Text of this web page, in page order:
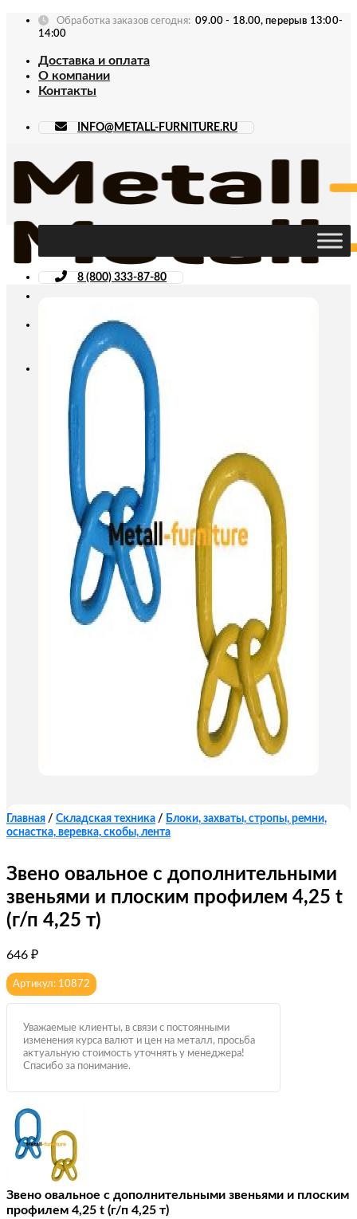
Skip
Обработка заказов сегодня: 09.00 - 18.00, перерыв 13:00-
14:00
Доставка и оплата
О компании
Контакты
INFO@METALL-FURNITURE.RU
8 (800) 333-87-80
Главная / Складская техника / Блоки, захваты, стропы, ремни,
оснастка, веревка, скобы, лента
Звено овальное с дополнительными
звеньями и плоским профилем 4,25 t
(г/п 4,25 т)
646 ₽
Артикул: 10872
Уважаемые клиенты, в связи с постоянными
изменения курса валют и цен на металл, просьба
актуальную стоимость уточнять у менеджера!
Спасибо за понимание.
Звено овальное с дополнительными звеньями и плоским
профилем 4,25 t (г/п 4,25 т)